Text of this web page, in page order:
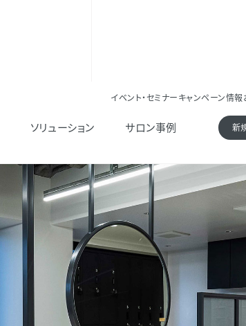
ソリューション サロン事例
イベント・セミナーキャンペーン情報
新